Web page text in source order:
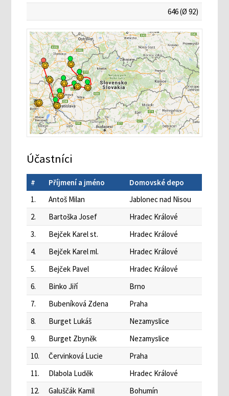
646 (Ø 92)
Účastníci
# Příjmení a jméno
Domovské depo
1.
Antoš Milan
Jablonec nad Nisou
2.
Bartoška Josef
Hradec Králové
3.
Bejček Karel st.
Hradec Králové
4.
Bejček Karel ml.
Hradec Králové
5.
Bejček Pavel
Hradec Králové
6.
Binko Jiří
Brno
7.
Bubeníková Zdena
Praha
8.
Burget Lukáš
Nezamyslice
9.
Burget Zbyněk
Nezamyslice
10.
Červinková Lucie
Praha
11.
Dlabola Luděk
Hradec Králové
12.
Galuščák Kamil
Bohumín